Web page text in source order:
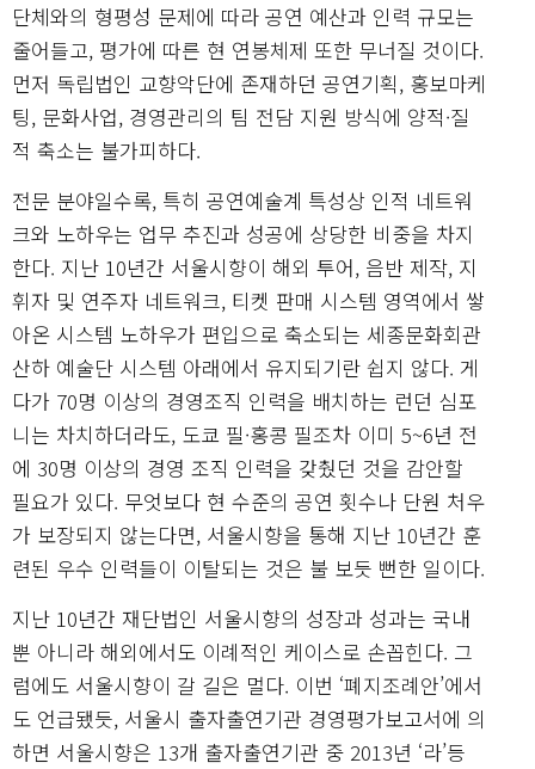
단체와의 형평성 문제에 따라 공연 예산과 인력 규모는
줄어들고, 평가에 따른 현 연봉체제 또한 무너질 것이다.
먼저 독립법인 교향악단에 존재하던 공연기획, 홍보마케
팅, 문화사업, 경영관리의 팀 전담 지원 방식에 양적·질
적 축소는 불가피하다.
전문 분야일수록, 특히 공연예술계 특성상 인적 네트워
크와 노하우는 업무 추진과 성공에 상당한 비중을 차지
한다. 지난 10년간 서울시향이 해외 투어, 음반 제작, 지
휘자 및 연주자 네트워크, 티켓 판매 시스템 영역에서 쌓
아온 시스템 노하우가 편입으로 축소되는 세종문화회관
산하 예술단 시스템 아래에서 유지되기란 쉽지 않다. 게
다가 70명 이상의 경영조직 인력을 배치하는 런던 심포
니는 차치하더라도, 도쿄 필·홍콩 필조차 이미 5~6년 전
에 30명 이상의 경영 조직 인력을 갖췄던 것을 감안할
필요가 있다. 무엇보다 현 수준의 공연 횟수나 단원 처우
가 보장되지 않는다면, 서울시향을 통해 지난 10년간 훈
련된 우수 인력들이 이탈되는 것은 불 보듯 뻔한 일이다.
지난 10년간 재단법인 서울시향의 성장과 성과는 국내
뿐 아니라 해외에서도 이례적인 케이스로 손꼽힌다. 그
럼에도 서울시향이 갈 길은 멀다. 이번 ‘폐지조례안’에서
도 언급됐듯, 서울시 출자출연기관 경영평가보고서에 의
하면 서울시향은 13개 출자출연기관 중 2013년 ‘라’등